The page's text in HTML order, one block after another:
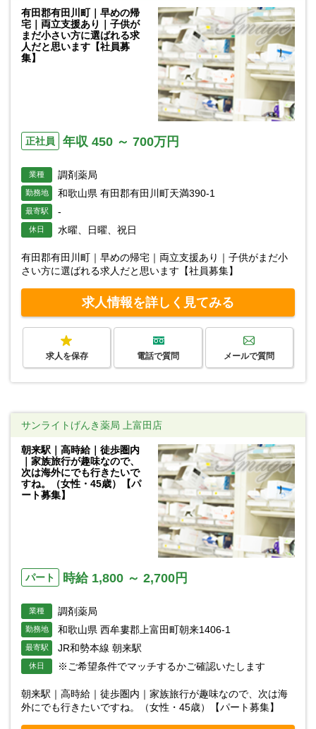
有田郡有田川町｜早めの帰
宅｜両立支援あり｜子供が
まだ小さい方に選ばれる求
人だと思います【社員募
集】
正社員 年収 450 ～ 700万円
業種 調剤薬局
勤務地 和歌山県 有田郡有田川町天満390-1
最寄駅 -
休日 水曜、日曜、祝日
有田郡有田川町｜早めの帰宅｜両立支援あり｜子供がまだ小
さい方に選ばれる求人だと思います【社員募集】
求人情報を詳しく見てみる
求人を保存 電話で質問 メールで質問
サンライトげんき薬局 上富田店
朝来駅｜高時給｜徒歩圏内
｜家族旅行が趣味なので、
次は海外にでも行きたいで
すね。（女性・45歳）【パ
ート募集】
パート 時給 1,800 ～ 2,700円
業種 調剤薬局
勤務地 和歌山県 西牟婁郡上富田町朝来1406-1
最寄駅 JR和勢本線 朝来駅
休日 ※ご希望条件でマッチするかご確認いたします
朝来駅｜高時給｜徒歩圏内｜家族旅行が趣味なので、次は海
外にでも行きたいですね。（女性・45歳）【パート募集】